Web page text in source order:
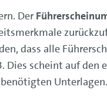
Der
dass alle
scheint auf den